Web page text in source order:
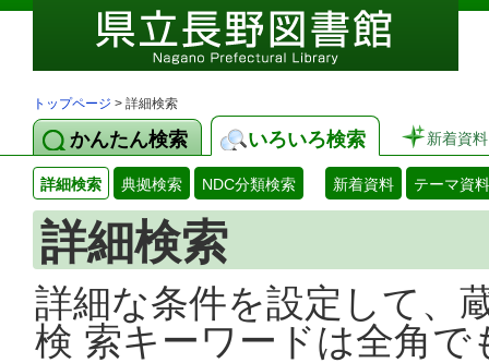
トップページ > 詳細検索
かんたん検索 いろいろ検索 新着資料
詳細検索 典拠検索 NDC分類検索 新着資料 テーマ資料
詳細検索
詳細な条件を設定して、
検 索キーワードは全角